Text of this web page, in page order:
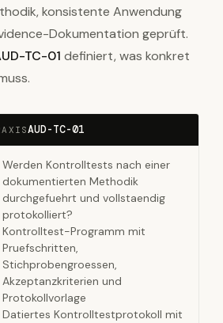
konsistente Anwendung
Dokumentation geprüft.
TC-01 definiert, was konkret
AUD-TC-01
Werden Kontrolltests nach einer
dokumentierten Methodik
durchgefuehrt und vollstaendig
protokolliert?
Kontrolltest-Programm mit
Pruefschritten,
Stichprobengroessen,
Akzeptanzkriterien und
Protokollvorlage
Datiertes Kontrolltestprotokoll mit